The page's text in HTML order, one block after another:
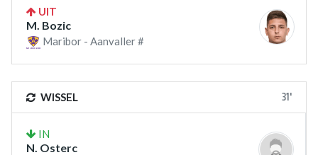
UIT
M. Bozic
Maribor - Aanvaller #
WISSEL 31'
IN
N. Osterc